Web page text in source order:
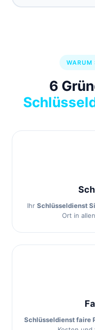
WARUM
6
Ihr Schlüsseldienst
Ort in
Schlüsseldienst faire